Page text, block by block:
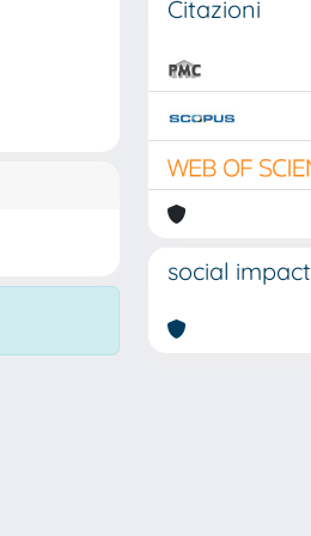
Citazioni
social impact